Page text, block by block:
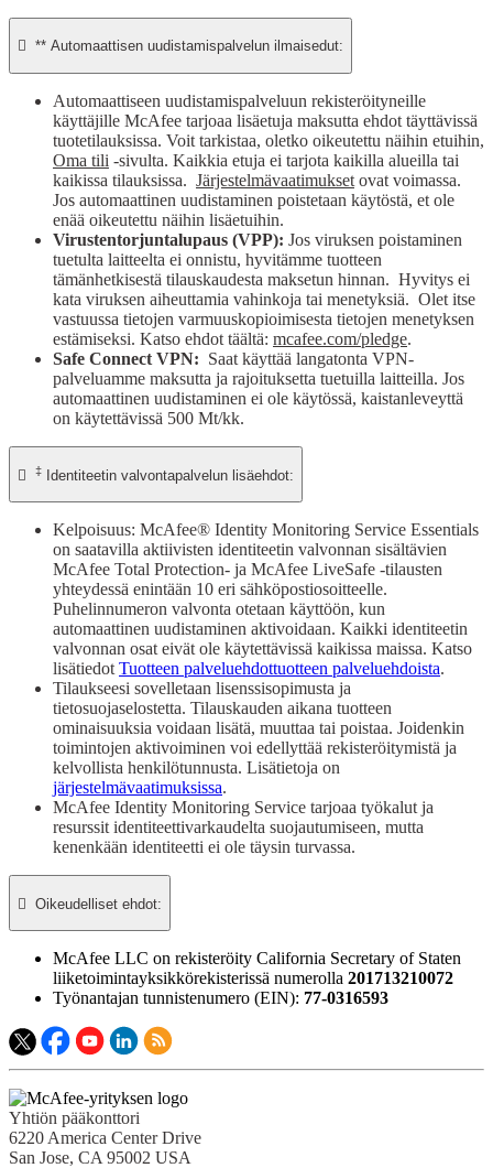
 ** Automaattisen uudistamispalvelun ilmaisedut:
Automaattiseen uudistamispalveluun rekisteröityneille
käyttäjille McAfee tarjoaa lisäetuja maksutta ehdot täyttävissä
tuotetilauksissa. Voit tarkistaa, oletko oikeutettu näihin etuihin,
Oma tili -sivulta. Kaikkia etuja ei tarjota kaikilla alueilla tai
kaikissa tilauksissa. Järjestelmävaatimukset ovat voimassa.
Jos automaattinen uudistaminen poistetaan käytöstä, et ole
enää oikeutettu näihin lisäetuihin.
Virustentorjuntalupaus (VPP): Jos viruksen poistaminen
tuetulta laitteelta ei onnistu, hyvitämme tuotteen
tämänhetkisestä tilauskaudesta maksetun hinnan. Hyvitys ei
kata viruksen aiheuttamia vahinkoja tai menetyksiä. Olet itse
vastuussa tietojen varmuuskopioimisesta tietojen menetyksen
estämiseksi. Katso ehdot täältä: mcafee.com/pledge.
Safe Connect VPN: Saat käyttää langatonta VPN-
palveluamme maksutta ja rajoituksetta tuetuilla laitteilla. Jos
automaattinen uudistaminen ei ole käytössä, kaistanleveyttä
on käytettävissä 500 Mt/kk.
 ‡ Identiteetin valvontapalvelun lisäehdot:
Kelpoisuus: McAfee® Identity Monitoring Service Essentials
on saatavilla aktiivisten identiteetin valvonnan sisältävien
McAfee Total Protection- ja McAfee LiveSafe -tilausten
yhteydessä enintään 10 eri sähköpostiosoitteelle.
Puhelinnumeron valvonta otetaan käyttöön, kun
automaattinen uudistaminen aktivoidaan. Kaikki identiteetin
valvonnan osat eivät ole käytettävissä kaikissa maissa. Katso
lisätiedot Tuotteen palveluehdottuotteen palveluehdoista.
Tilaukseesi sovelletaan lisenssisopimusta ja
tietosuojaselostetta. Tilauskauden aikana tuotteen
ominaisuuksia voidaan lisätä, muuttaa tai poistaa. Joidenkin
toimintojen aktivoiminen voi edellyttää rekisteröitymistä ja
kelvollista henkilötunnusta. Lisätietoja on
järjestelmävaatimuksissa.
McAfee Identity Monitoring Service tarjoaa työkalut ja
resurssit identiteettivarkaudelta suojautumiseen, mutta
kenenkään identiteetti ei ole täysin turvassa.
 Oikeudelliset ehdot:​
McAfee LLC on rekisteröity California Secretary of Staten
liiketoimintayksikkörekisterissä numerolla 201713210072
Työnantajan tunnistenumero (EIN): 77-0316593
Yhtiön pääkonttori
6220 America Center Drive
San Jose, CA 95002 USA